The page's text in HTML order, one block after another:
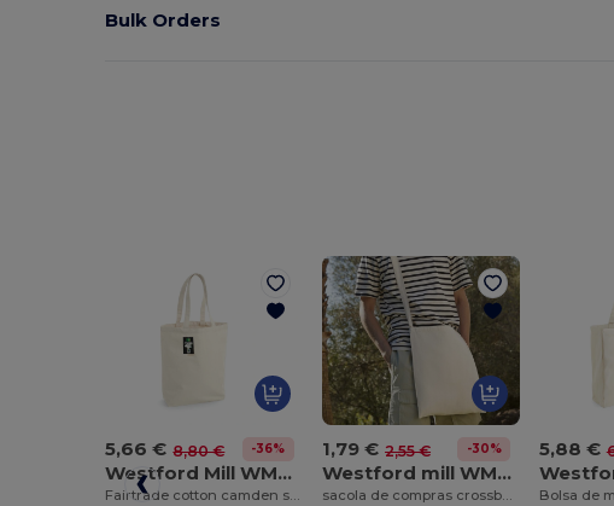
Bulk Orders
5,66 € 8,80 € -36%
Westford Mill WM671
1,79 € 2,55 € -30%
Westford mill WM107
sacola de compras crossbody
5,88 €